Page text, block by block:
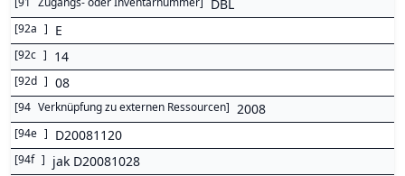
DBL
[92a ] E
[92c ] 14
[92d ] 08
[94 Verknüpfung zu externen Ressourcen] 2008
[94e ] D20081120
[94f ] jak D20081028